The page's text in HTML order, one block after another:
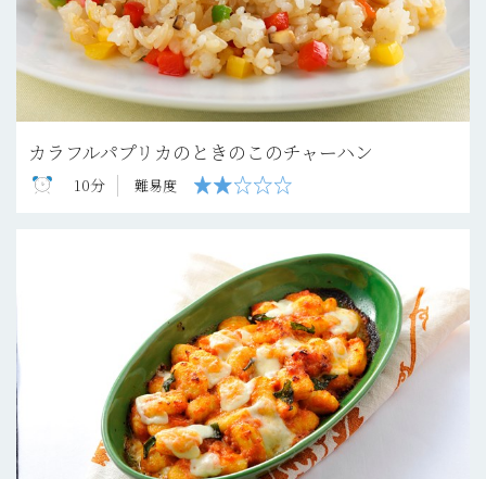
カラフルパプリカのときのこのチャーハン
10分 難易度